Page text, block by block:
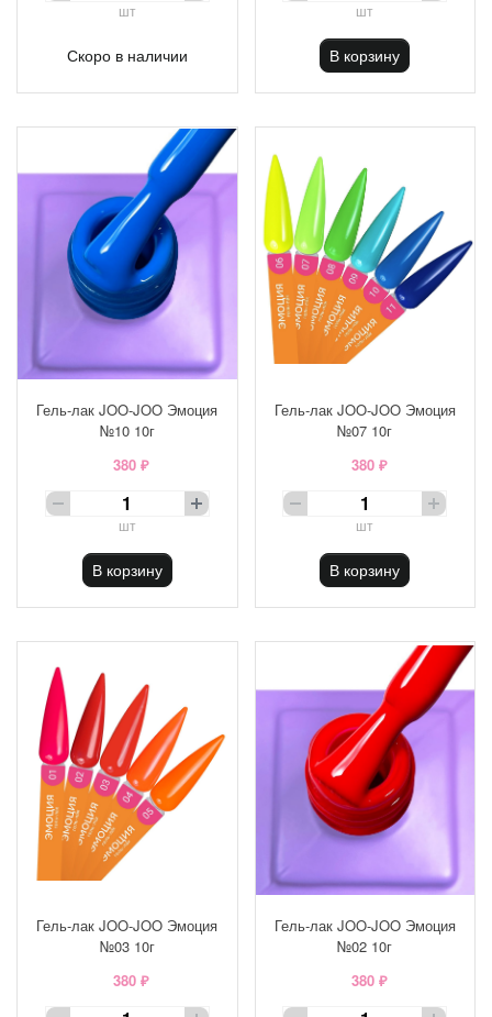
шт
Скоро в наличии
шт
В корзину
Гель-лак JOO-JOO Эмоция
№10 10г
380 ₽
шт
В корзину
Гель-лак JOO-JOO Эмоция
№07 10г
380 ₽
шт
В корзину
Гель-лак JOO-JOO Эмоция
№03 10г
380 ₽
Гель-лак JOO-JOO Эмоция
№02 10г
380 ₽